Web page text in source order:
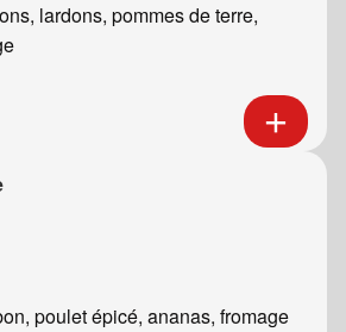
lardons, pommes de terre,
poulet épicé, ananas, fromage